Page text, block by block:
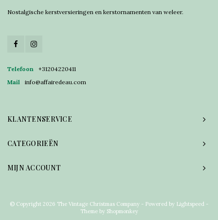
Nostalgische kerstversieringen en kerstornamenten van weleer.
Telefoon
+31204220411
Mail
info@affairedeau.com
KLANTENSERVICE
CATEGORIEËN
MIJN ACCOUNT
© Copyright 2026 The Vintage Christmas Company - Powered by Lightspeed -
Theme by Shopmonkey